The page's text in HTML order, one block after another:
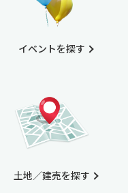
イベントを探す
土地／建売を探す